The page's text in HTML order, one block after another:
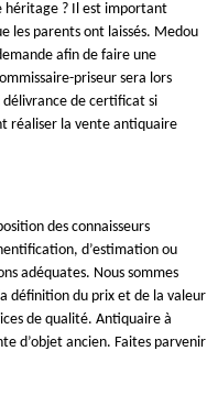
héritage ? Il est important
les parents ont laissés. Medou
afin de faire une
priseur sera lors
de certificat si
réaliser la vente antiquaire
des connaisseurs
d’estimation ou
adéquates. Nous sommes
définition du prix et de la valeur
de qualité. Antiquaire à
d’objet ancien. Faites parvenir